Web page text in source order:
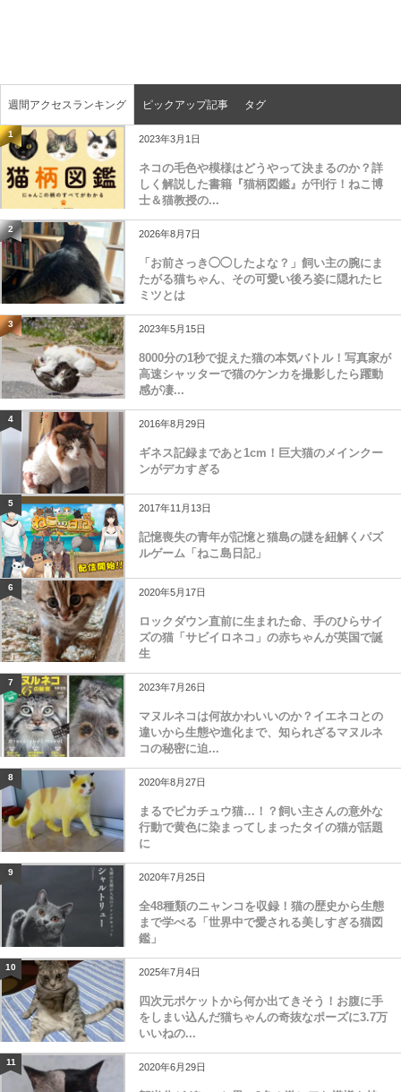
週間アクセスランキング ピックアップ記事 タグ
1 2023年3月1日
ネコの毛色や模様はどうやって決まるのか？詳
しく解説した書籍『猫柄図鑑』が刊行！ねこ博
士＆猫教授の...
2 2026年8月7日
「お前さっき◯◯したよな？」飼い主の腕にま
たがる猫ちゃん、その可愛い後ろ姿に隠れたヒ
ミツとは
3 2023年5月15日
8000分の1秒で捉えた猫の本気バトル！写真家が
高速シャッターで猫のケンカを撮影したら躍動
感が凄...
4 2016年8月29日
ギネス記録まであと1cm！巨大猫のメインクー
ンがデカすぎる
5 2017年11月13日
記憶喪失の青年が記憶と猫島の謎を紐解くパズ
ルゲーム「ねこ島日記」
6 2020年5月17日
ロックダウン直前に生まれた命、手のひらサイ
ズの猫「サビイロネコ」の赤ちゃんが英国で誕
生
7 2023年7月26日
マヌルネコは何故かわいいのか？イエネコとの
違いから生態や進化まで、知られざるマヌルネ
コの秘密に迫...
8 2020年8月27日
まるでピカチュウ猫…！？飼い主さんの意外な
行動で黄色に染まってしまったタイの猫が話題
に
9 2020年7月25日
全48種類のニャンコを収録！猫の歴史から生態
まで学べる「世界中で愛される美しすぎる猫図
鑑」
10 2025年7月4日
四次元ポケットから何か出てきそう！お腹に手
をしまい込んだ猫ちゃんの奇抜なポーズに3.7万
いいねの...
11 2020年6月29日